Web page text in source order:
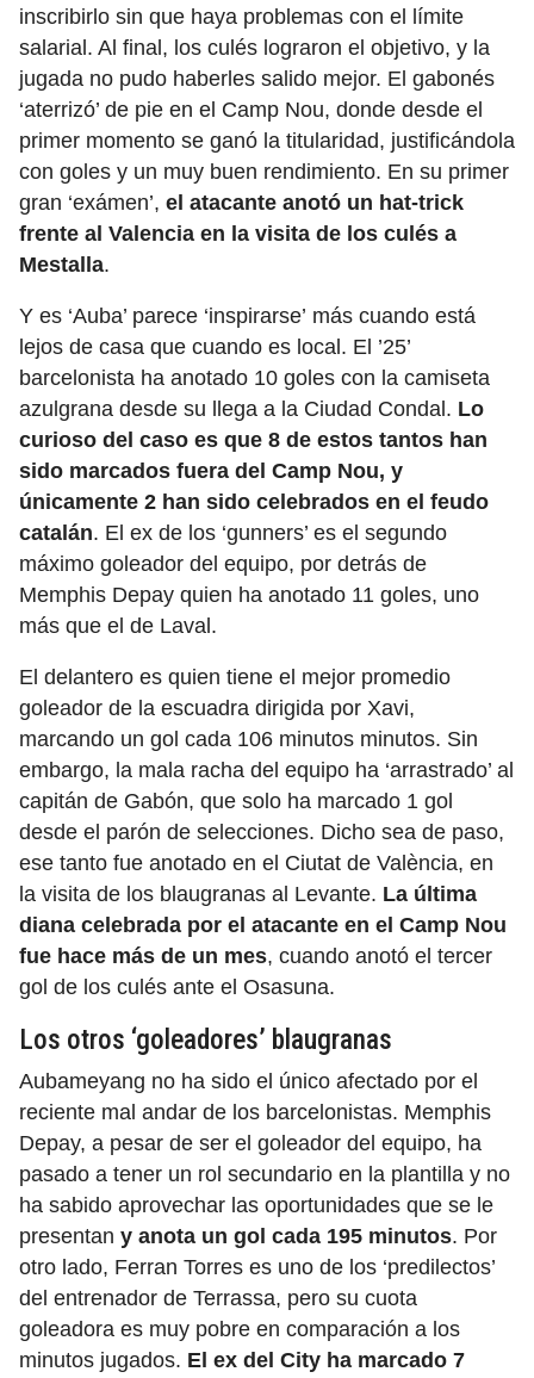
inscribirlo sin que haya problemas con el límite
salarial. Al final, los culés lograron el objetivo, y la
jugada no pudo haberles salido mejor. El gabonés
‘aterrizó’ de pie en el Camp Nou, donde desde el
primer momento se ganó la titularidad, justificándola
con goles y un muy buen rendimiento. En su primer
gran ‘exámen’, el atacante anotó un hat-trick
frente al Valencia en la visita de los culés a
Mestalla.
Y es ‘Auba’ parece ‘inspirarse’ más cuando está
lejos de casa que cuando es local. El ’25’
barcelonista ha anotado 10 goles con la camiseta
azulgrana desde su llega a la Ciudad Condal. Lo
curioso del caso es que 8 de estos tantos han
sido marcados fuera del Camp Nou, y
únicamente 2 han sido celebrados en el feudo
catalán. El ex de los ‘gunners’ es el segundo
máximo goleador del equipo, por detrás de
Memphis Depay quien ha anotado 11 goles, uno
más que el de Laval.
El delantero es quien tiene el mejor promedio
goleador de la escuadra dirigida por Xavi,
marcando un gol cada 106 minutos minutos. Sin
embargo, la mala racha del equipo ha ‘arrastrado’ al
capitán de Gabón, que solo ha marcado 1 gol
desde el parón de selecciones. Dicho sea de paso,
ese tanto fue anotado en el Ciutat de València, en
la visita de los blaugranas al Levante. La última
diana celebrada por el atacante en el Camp Nou
fue hace más de un mes, cuando anotó el tercer
gol de los culés ante el Osasuna.
Los otros ‘goleadores’ blaugranas
Aubameyang no ha sido el único afectado por el
reciente mal andar de los barcelonistas. Memphis
Depay, a pesar de ser el goleador del equipo, ha
pasado a tener un rol secundario en la plantilla y no
ha sabido aprovechar las oportunidades que se le
presentan y anota un gol cada 195 minutos. Por
otro lado, Ferran Torres es uno de los ‘predilectos’
del entrenador de Terrassa, pero su cuota
goleadora es muy pobre en comparación a los
minutos jugados. El ex del City ha marcado 7